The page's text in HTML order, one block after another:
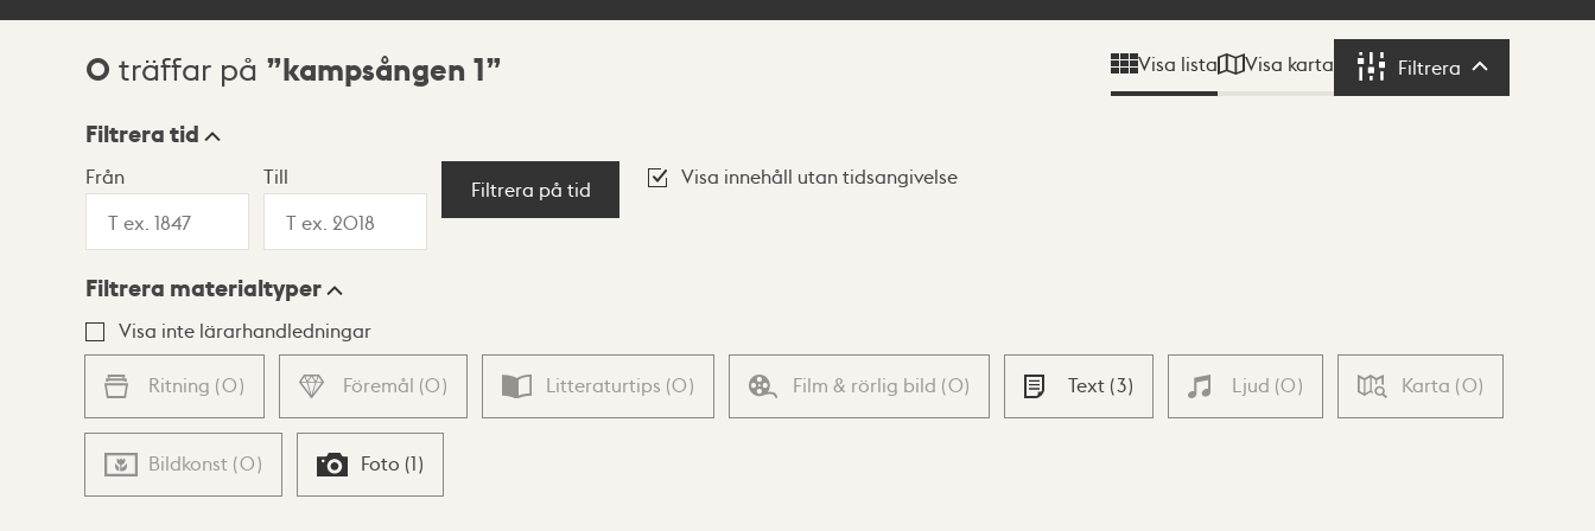
Sökresultat
0 träffar på kampsången 1 Visa lista Visa karta Filtrera Filtrera
Visningsläge
Lista Karta
Filtrera tid
Från Till
Filtrera på tid
Visa innehåll utan tidsangivelse
Filtrera materialtyper
Visa inte lärarhandledningar
Ritning (0) Föremål (0) Litteraturtips (0) Film & rörlig bild (0) Text (3) Ljud (0) Karta (0)
Bildkonst (0) Foto (1)